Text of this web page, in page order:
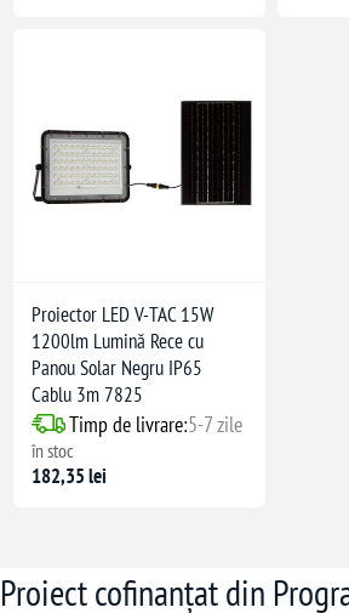
Proiector LED V-TAC 15W
1200lm Lumină Rece cu
Panou Solar Negru IP65
Cablu 3m 7825
Timp de livrare:5-7 zile
în stoc
182,35 lei
Proiect cofinanțat din